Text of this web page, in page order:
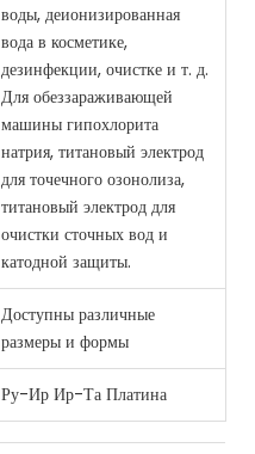
воды, деионизированная
вода в косметике,
дезинфекции, очистке и т. д.
Для обеззараживающей
машины гипохлорита
натрия, титановый электрод
для точечного озонолиза,
титановый электрод для
очистки сточных вод и
катодной защиты.
Доступны различные
размеры и формы
Ру-Ир Ир-Та Платина